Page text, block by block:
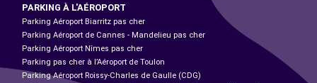
PARKING À L'AÉROPORT
Parking Aéroport Biarritz pas cher
Parking Aéroport de Cannes - Mandelieu pas cher
Parking Aéroport Nîmes pas cher
Parking pas cher à l’Aéroport de Toulon
Parking Aéroport Roissy-Charles de Gaulle (CDG)